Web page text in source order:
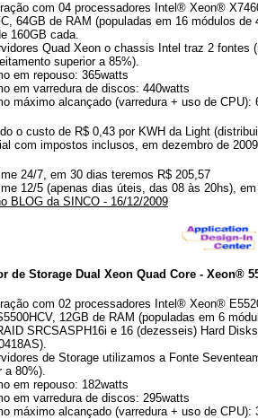
com 04 processadores Intel® Xeon®
64GB de RAM (populadas em 16 módulos de
160GB cada.
Quad Xeon o chassis Intel traz 2 fontes
superior a 85%).
em repouso: 365watts
em varredura de discos: 440watts
máximo alcançado (varredura + uso de CPU):
o custo de R$ 0,43 por KWH da Light
com impostos inclusos, em dezembro de
24/7, em 30 dias teremos R$ 205,57
12/5 (apenas dias úteis, das 08 às 20hs),
BLOG da SINCO - 16/12/2009
de Storage Dual Xeon Quad Core - Xeon®
com 02 processadores Intel® Xeon®
12GB de RAM (populadas em 6
SRCSASPH16i e 16 (dezesseis) Hard
de Storage utilizamos a Fonte
a 80%).
em repouso: 182watts
em varredura de discos: 295watts
máximo alcançado (varredura + uso de CPU):